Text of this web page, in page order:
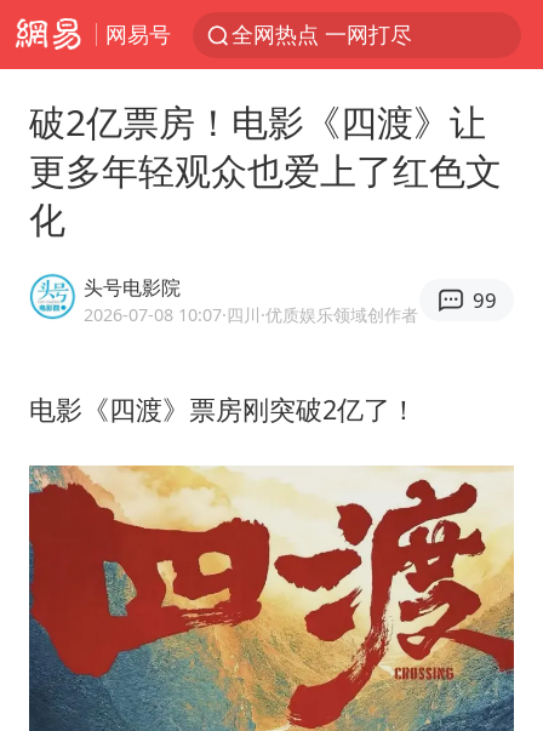
网易号 全网热点 一网打尽
破2亿票房！电影《四渡》让
更多年轻观众也爱上了红色文
化
头号电影院
2026-07-08 10:07·四川·优质娱乐领域创作者
99
电影《四渡》票房刚突破2亿了！